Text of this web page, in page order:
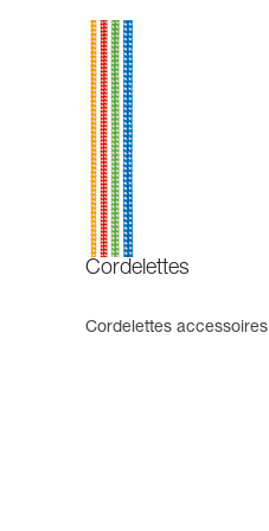
Cordelettes
Cordelettes accessoires